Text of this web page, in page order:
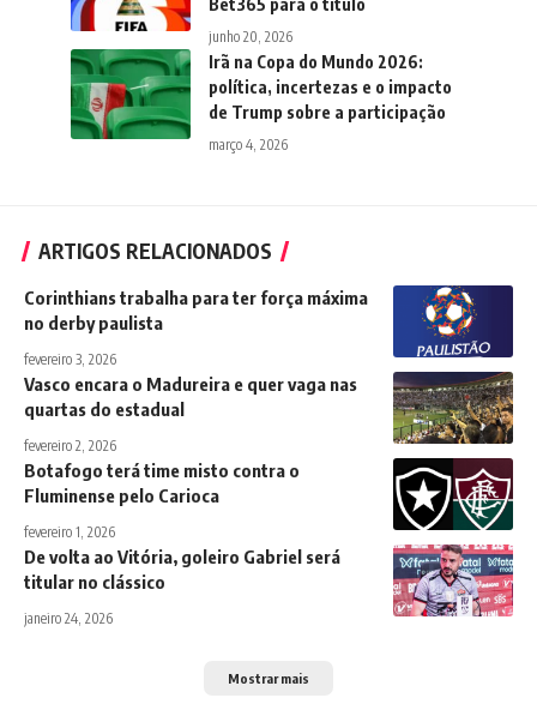
Bet365 para o título
junho 20, 2026
Irã na Copa do Mundo 2026:
política, incertezas e o impacto
de Trump sobre a participação
março 4, 2026
ARTIGOS RELACIONADOS
Corinthians trabalha para ter força máxima
no derby paulista
fevereiro 3, 2026
Vasco encara o Madureira e quer vaga nas
quartas do estadual
fevereiro 2, 2026
Botafogo terá time misto contra o
Fluminense pelo Carioca
fevereiro 1, 2026
De volta ao Vitória, goleiro Gabriel será
titular no clássico
janeiro 24, 2026
Mostrar mais